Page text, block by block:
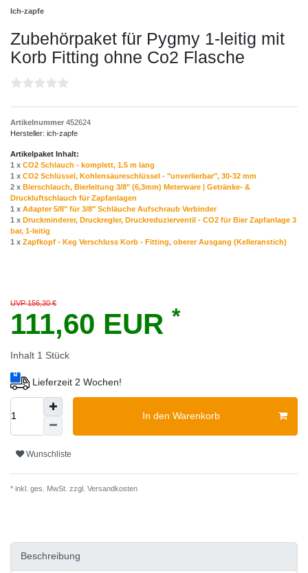
Ich-zapfe
Zubehörpaket für Pygmy 1-leitig mit
Korb Fitting ohne Co2 Flasche
Artikelnummer 452624
Hersteller: ich-zapfe
Artikelpaket Inhalt:
1 x CO2 Schlauch - komplett, 1.5 m lang
1 x CO2 Schlüssel, Kohlensäureschlüssel - "unverlierbar", 30-32 mm
2 x Bierschlauch, Bierleitung 3/8" (6,3mm) Meterware | Getränke- &
Druckluftschlauch für Zapfanlagen
1 x Adapter 5/8" für 3/8" Schläuche Aufschraub Verbinder
1 x Druckminderer, Druckregler, Druckreduzierventil - CO2 für Bier Zapfanlage 3
bar, 1-leitig
1 x Zapfkopf - Keg Verschluss Korb - Fitting, oberer Ausgang (Kelleranstich)
UVP 156,30 €
111,60 EUR *
Inhalt 1 Stück
Lieferzeit 2 Wochen!
In den Warenkorb
Wunschliste
* inkl. ges. MwSt. zzgl. Versandkosten
Beschreibung